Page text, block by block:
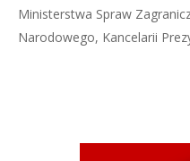
Ministerstwa Spraw
Narodowego, Kancelarii